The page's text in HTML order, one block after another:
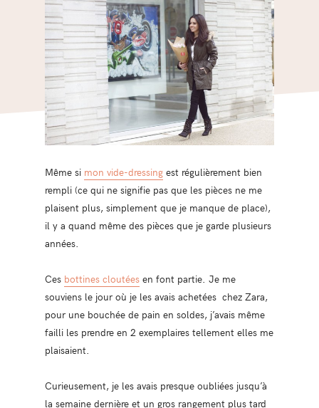
Même si mon vide-dressingest régulièrement bien
rempli (ce qui ne signifie pas que les pièces ne me
plaisent plus, simplement que je manque de place),
il y a quand même des pièces que je garde plusieurs
années.
Ces bottines cloutéesen font partie. Je me
souviens le jour où je les avais achetées chez Zara,
pour une bouchée de pain en soldes, j’avais même
failli les prendre en 2 exemplaires tellement elles me
plaisaient.
Curieusement, je les avais presque oubliées jusqu’à
la semaine dernière et un gros rangement plus tard